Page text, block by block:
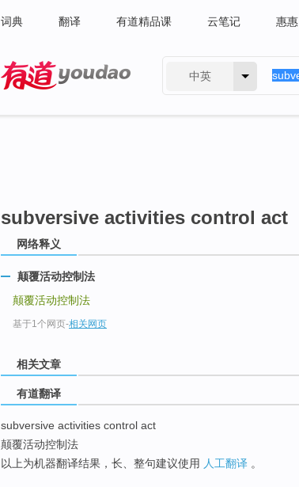
词典 翻译 有道精品课 云笔记 惠惠
中英
subversive activities control act
网络释义
颠覆活动控制法
颠覆活动控制法
基于1个网页-相关网页
相关文章
有道翻译
subversive activities control act
颠覆活动控制法
以上为机器翻译结果，长、整句建议使用 人工翻译 。